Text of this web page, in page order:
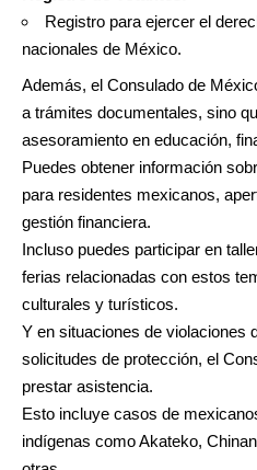
Registro para ejercer el
nacionales de México.
Además, el Consulado de
a trámites documentales, sino
asesoramiento en educación,
Puedes obtener información
para residentes mexicanos,
gestión financiera.
Incluso puedes participar en
ferias relacionadas con estos
culturales y turísticos.
Y en situaciones de violaciones
solicitudes de protección, el
prestar asistencia.
Esto incluye casos de
indígenas como Akateko,